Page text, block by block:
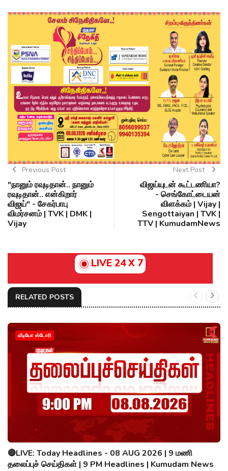
Previous Post
"நானும் ரவுடிதான்.. நானும்
ரவுடிதான்.. என்கிறார்
விஜய்" - சேகர்பாபு
விமர்சனம் | TVK | DMK |
Vijay
Next Post
விஜய்யுடன் கூட்டணியா?
- செங்கோட்டையன்
விளக்கம் | Vijay |
Sengottaiyan | TVK |
TTV | KumudamNews
LIVE 24 X 7
RELATED POSTS
வீடியோ ஸ்டோரி
🔴LIVE: Today Headlines - 08 AUG 2026 | 9 மணி
தலைப்புச் செய்திகள் | 9 PM Headlines | Kumudam News